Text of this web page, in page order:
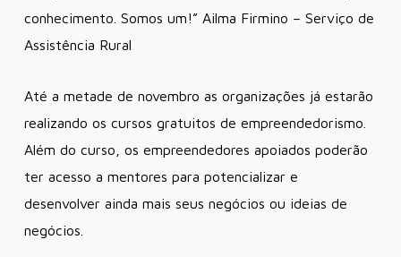
conhecimento. Somos um!” Ailma Firmino – Serviço de
Assistência Rural
Até a metade de novembro as organizações já estarão
realizando os cursos gratuitos de empreendedorismo.
Além do curso, os empreendedores apoiados poderão
ter acesso a mentores para potencializar e
desenvolver ainda mais seus negócios ou ideias de
negócios.